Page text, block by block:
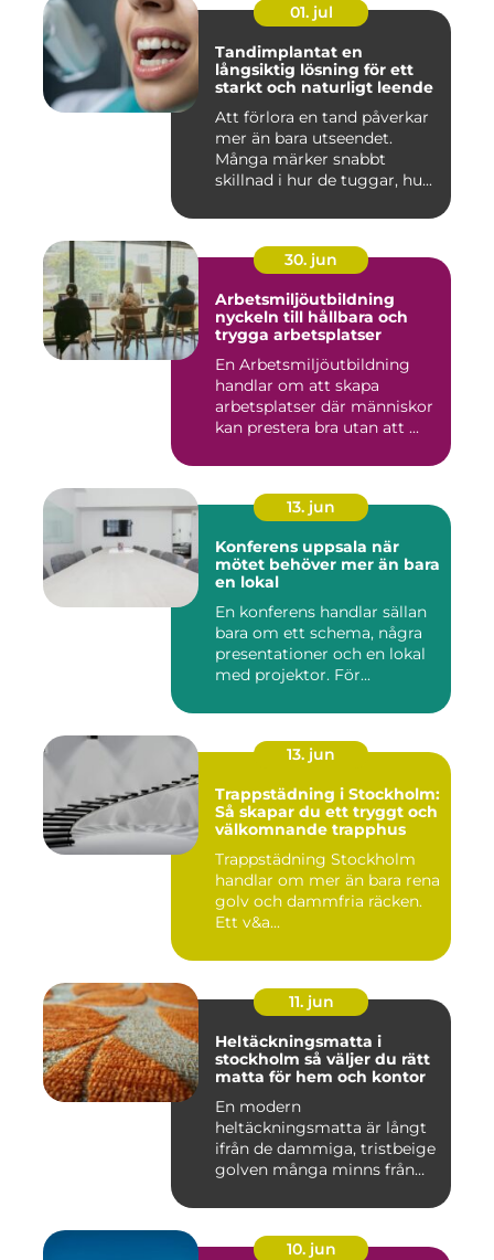
01. jul
Tandimplantat en
långsiktig lösning för ett
starkt och naturligt leende
Att förlora en tand påverkar
mer än bara utseendet.
Många märker snabbt
skillnad i hur de tuggar, hu...
30. jun
Arbetsmiljöutbildning
nyckeln till hållbara och
trygga arbetsplatser
En Arbetsmiljöutbildning
handlar om att skapa
arbetsplatser där människor
kan prestera bra utan att ...
13. jun
Konferens uppsala när
mötet behöver mer än bara
en lokal
En konferens handlar sällan
bara om ett schema, några
presentationer och en lokal
med projektor. För...
13. jun
Trappstädning i Stockholm:
Så skapar du ett tryggt och
välkomnande trapphus
Trappstädning Stockholm
handlar om mer än bara rena
golv och dammfria räcken.
Ett v&a...
11. jun
Heltäckningsmatta i
stockholm så väljer du rätt
matta för hem och kontor
En modern
heltäckningsmatta är långt
ifrån de dammiga, tristbeige
golven många minns från
10. jun